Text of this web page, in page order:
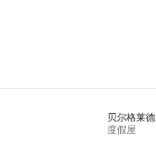
贝尔格莱德
度假屋